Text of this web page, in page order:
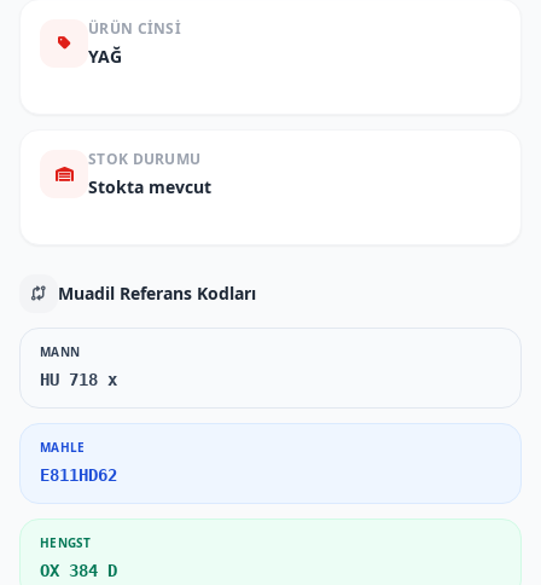
ÜRÜN CINSI
YAĞ
STOK DURUMU
Stokta mevcut
Muadil Referans Kodları
MANN
HU 718 x
MAHLE
E811HD62
HENGST
OX 384 D